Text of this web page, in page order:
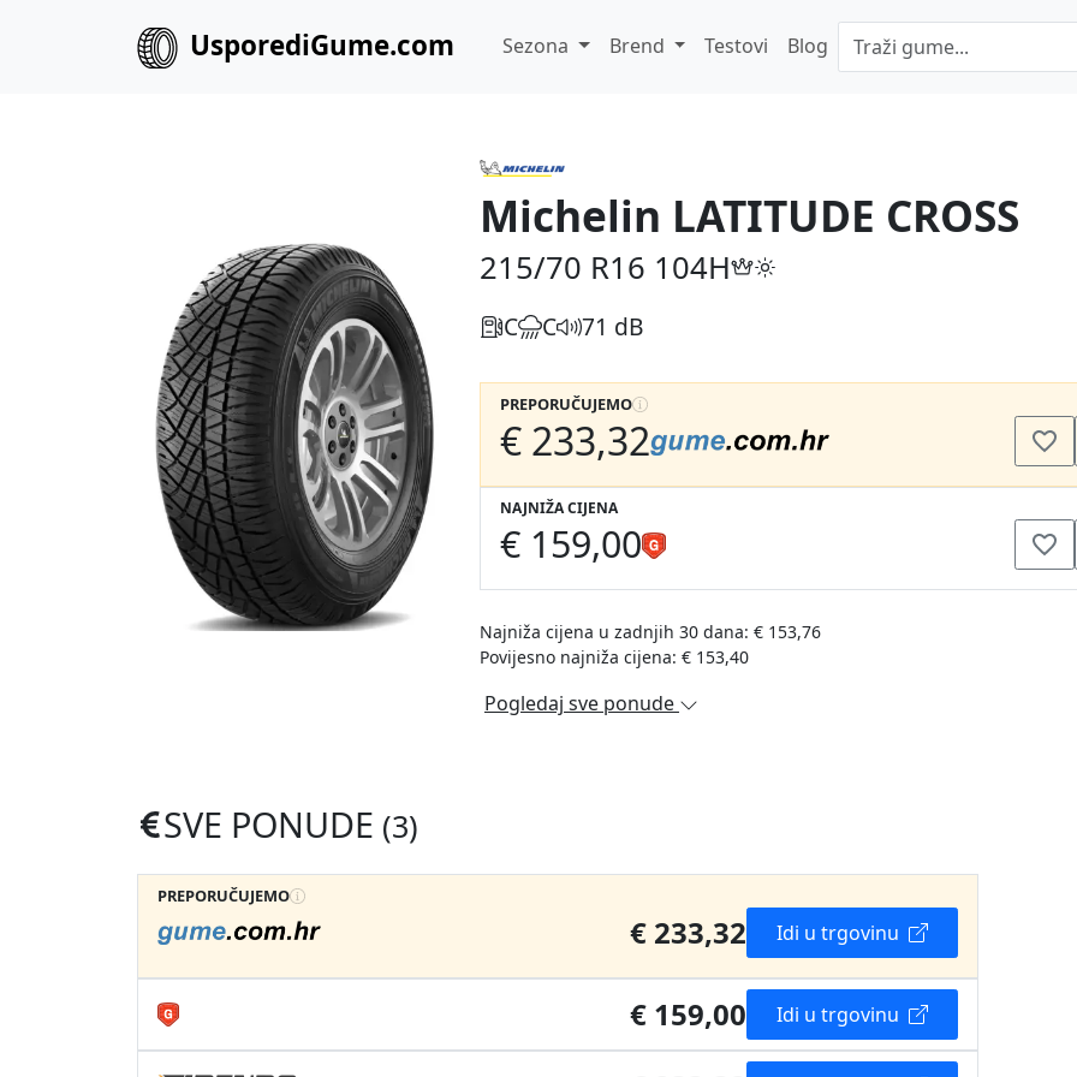
UsporediGume.com Sezona Brend Testovi Blog
Michelin LATITUDE CROSS
215/70 R16 104H
C C 71 dB
PREPORUČUJEMO
€ 233,32
NAJNIŽA CIJENA
€ 159,00
Najniža cijena u zadnjih 30 dana: € 153,76
Povijesno najniža cijena: € 153,40
Pogledaj sve ponude
SVE PONUDE (3)
PREPORUČUJEMO
€ 233,32 Idi u trgovinu
€ 159,00 Idi u trgovinu